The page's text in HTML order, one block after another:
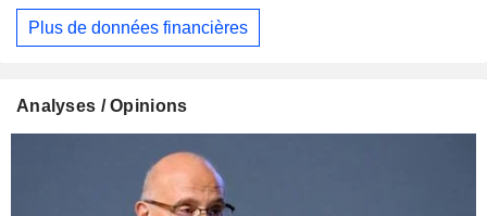
Plus de données financières
Analyses / Opinions